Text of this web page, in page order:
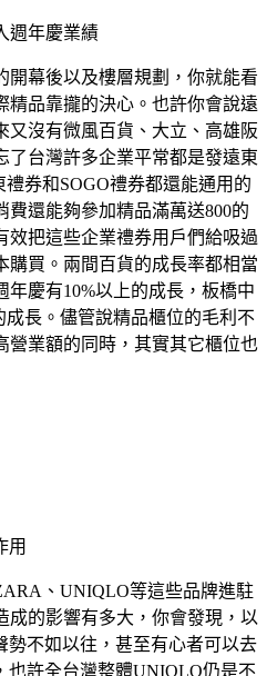
週年慶業績
開幕後以及樓層規劃，你就能看
精品靠攏的決心。也許你會說遠
又沒有微風百貨、大立、高雄阪
了台灣許多企業平常都是發遠東
禮券和SOGO禮券都還能通用的
費還能夠參加精品滿萬送800的
效把這些企業禮券用戶們給吸過
購買。兩間百貨的成長率都相當
年慶有10%以上的成長，板橋中
成長。儘管說精品櫃位的毛利不
營業額的同時，其實其它櫃位也
用
、 UNIQLO等這些品牌進駐
成的影響有多大，你會發現，以
勢不如以往，甚至有心者可以去
也許全台灣整體UNIQLO仍是不